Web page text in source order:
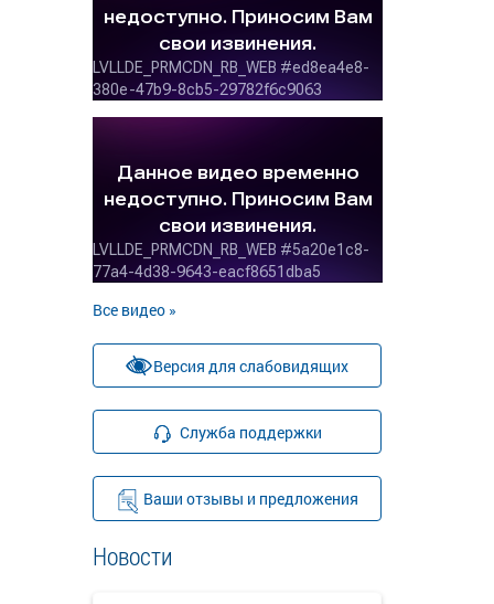
Все видео »
Версия для слабовидящих
Служба поддержки
Ваши отзывы и предложения
Новости